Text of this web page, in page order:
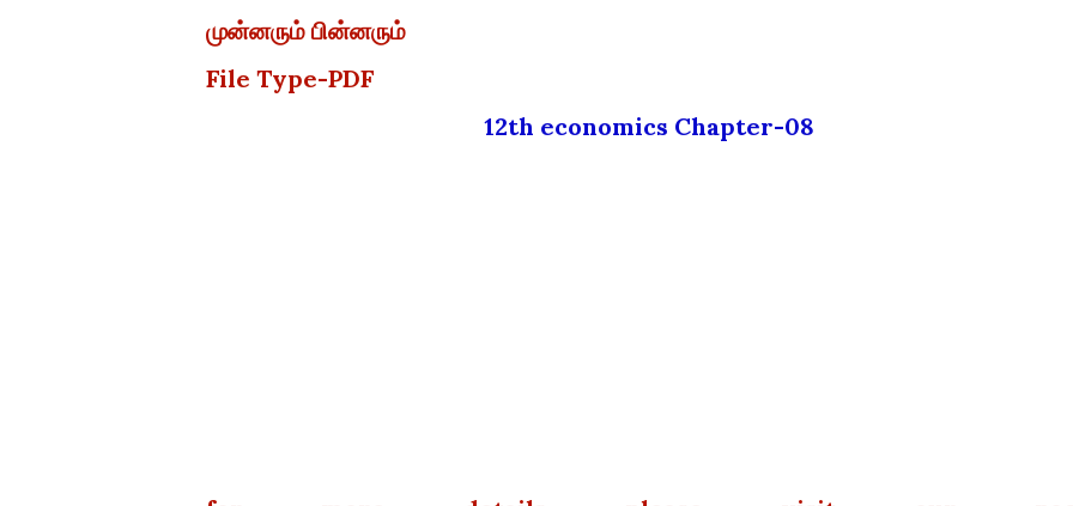
முன்னரும் பின்னரும்
File Type-PDF
12th economics Chapter-08